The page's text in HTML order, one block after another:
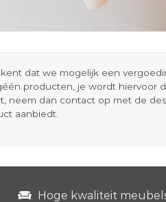
dat we mogelijk een
producten, je wordt hiervoor
neem dan contact op met de
aanbiedt.
Hoge kwaliteit